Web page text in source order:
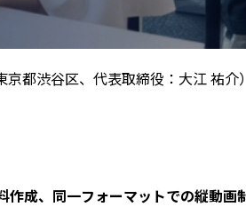
都渋谷区、代表取締役：大江 祐介
成、同一フォーマットでの縦動画